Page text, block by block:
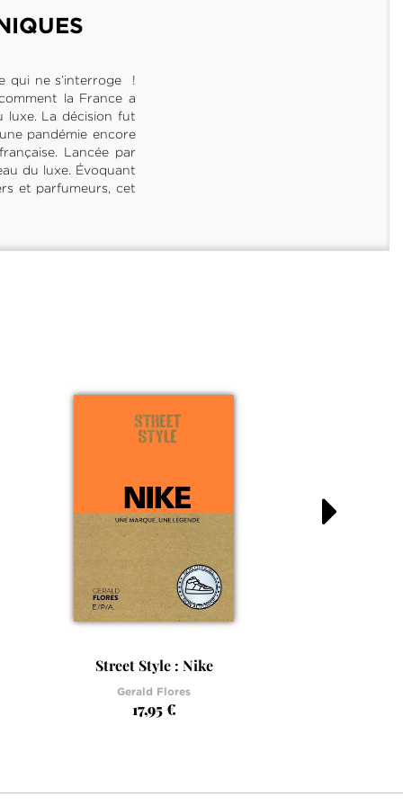
qui ne s’interroge !
la France a
luxe. La décision fut
pandémie encore
Lancée par
du luxe. Évoquant
et parfumeurs, cet
Street Style : Nike
Gerald Flores
17,95 €